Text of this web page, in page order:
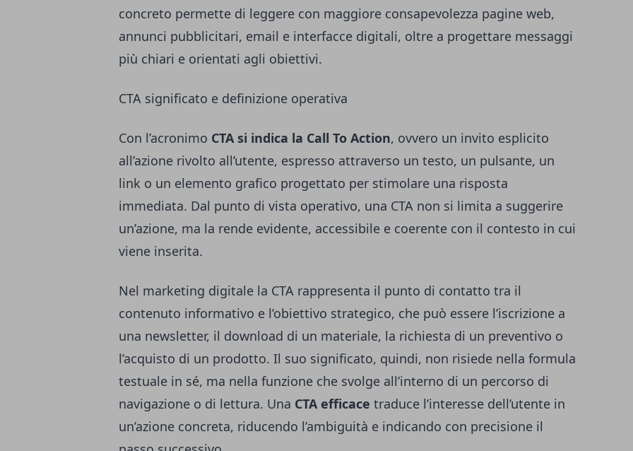
concreto permette di leggere con maggiore consapevolezza pagine web,
annunci pubblicitari, email e interfacce digitali, oltre a progettare messaggi
più chiari e orientati agli obiettivi.
CTA significato e definizione operativa
Con l’acronimo CTA si indica la Call To Action, ovvero un invito esplicito
all’azione rivolto all’utente, espresso attraverso un testo, un pulsante, un
link o un elemento grafico progettato per stimolare una risposta
immediata. Dal punto di vista operativo, una CTA non si limita a suggerire
un’azione, ma la rende evidente, accessibile e coerente con il contesto in cui
viene inserita.
Nel marketing digitale la CTA rappresenta il punto di contatto tra il
contenuto informativo e l’obiettivo strategico, che può essere l’iscrizione a
una newsletter, il download di un materiale, la richiesta di un preventivo o
l’acquisto di un prodotto. Il suo significato, quindi, non risiede nella formula
testuale in sé, ma nella funzione che svolge all’interno di un percorso di
navigazione o di lettura. Una CTA efficace traduce l’interesse dell’utente in
un’azione concreta, riducendo l’ambiguità e indicando con precisione il